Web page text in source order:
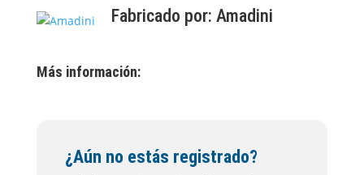
Fabricado por: Amadini
Más información:
¿Aún no estás registrado?